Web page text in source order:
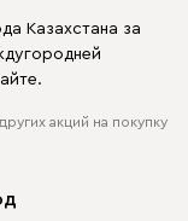
Казахстана за
акций на покупку